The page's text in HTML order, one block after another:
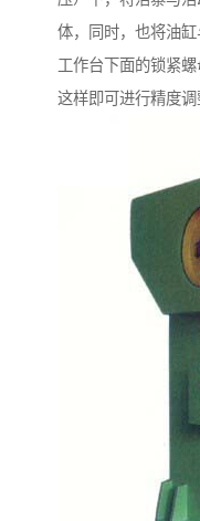
体，同时，也将油
工作台下面的锁紧螺
这样即可进行精度调